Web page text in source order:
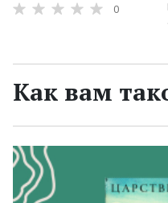
0
Как вам